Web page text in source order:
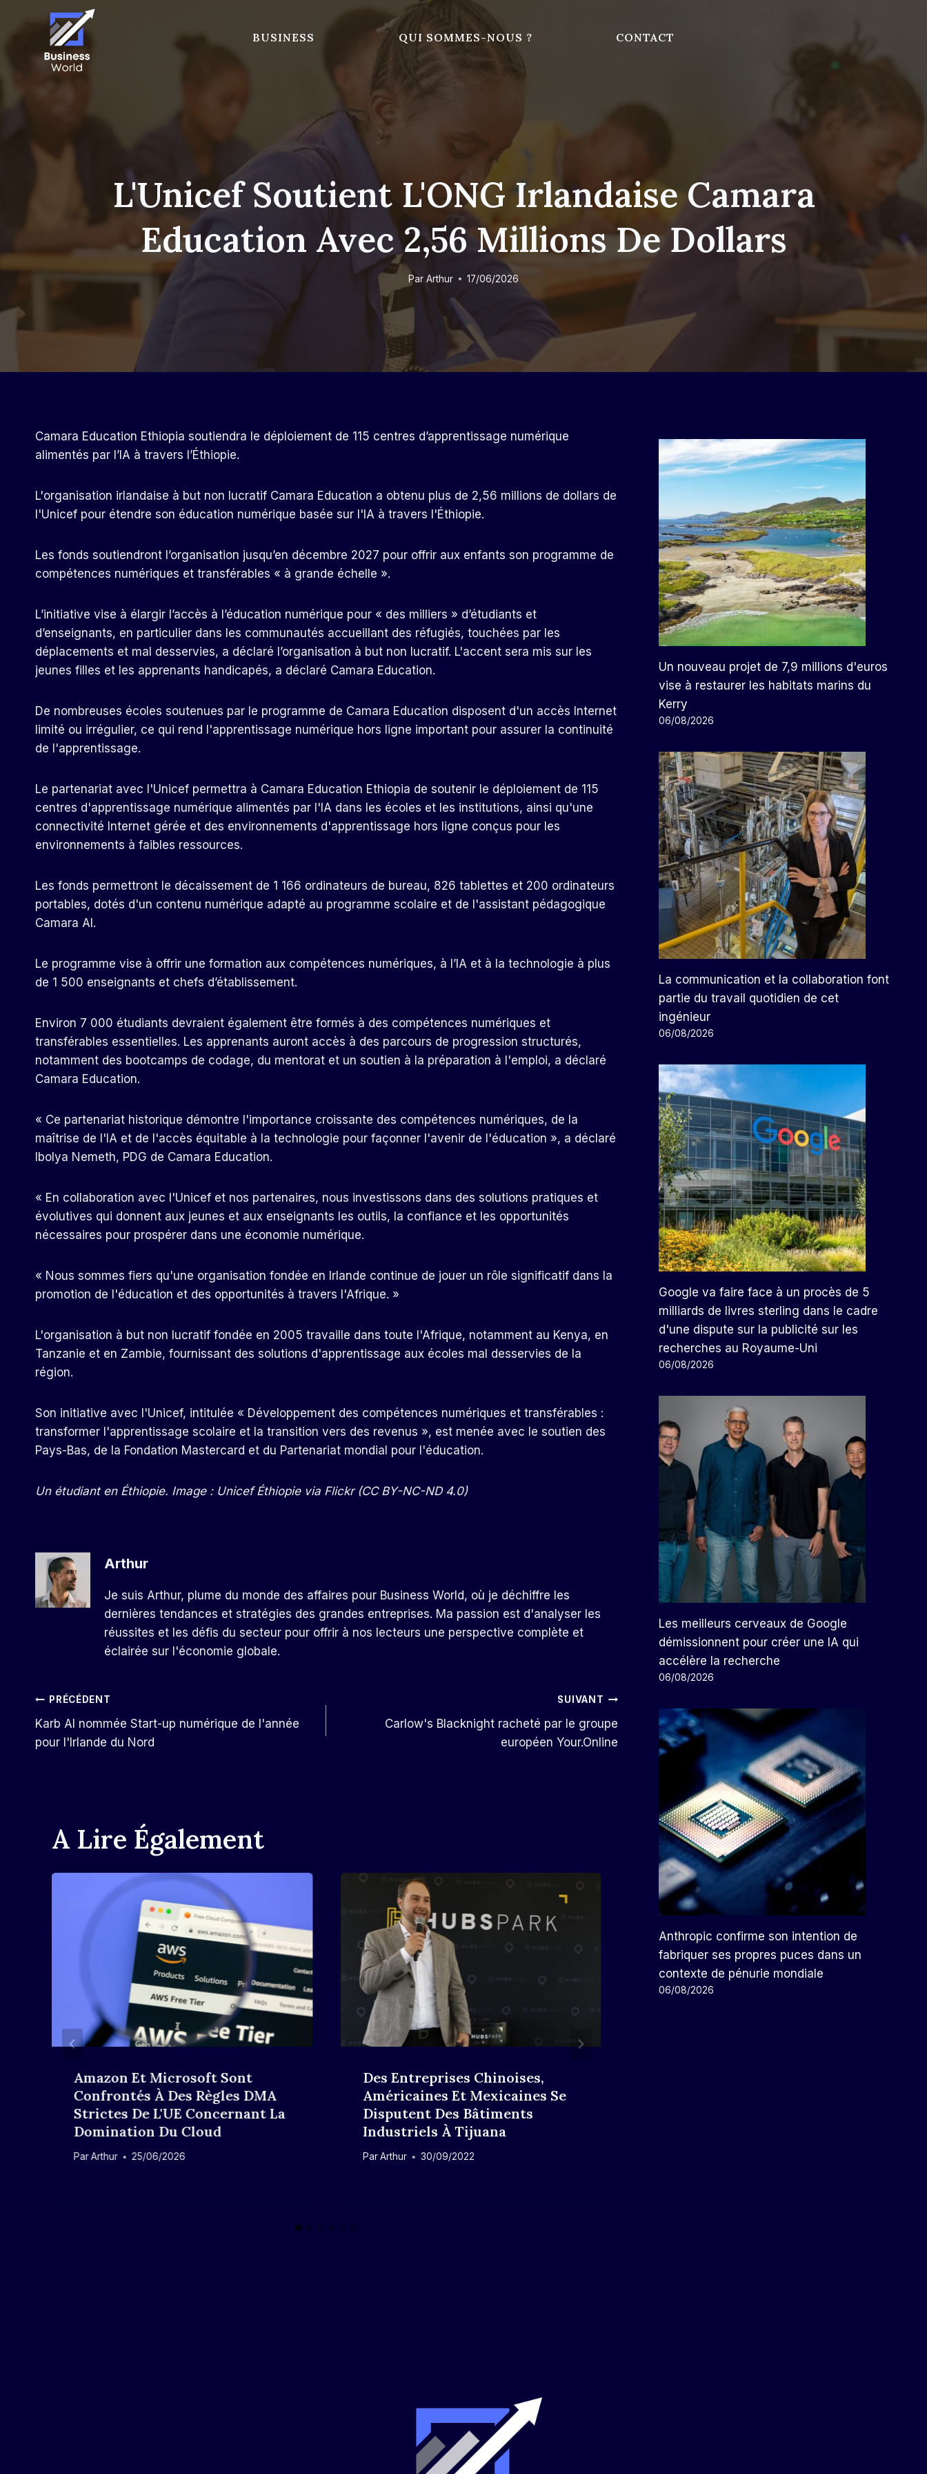
BUSINESS QUI SOMMES-NOUS ? CONTACT
L'Unicef ​​soutient L'ONG Irlandaise Camara
Education Avec 2,56 Millions De Dollars
Par Arthur 17/06/2026
Camara Education Ethiopia soutiendra le déploiement de 115 centres d’apprentissage numérique
alimentés par l’IA à travers l’Éthiopie.
L'organisation irlandaise à but non lucratif Camara Education a obtenu plus de 2,56 millions de dollars de
l'Unicef ​​pour étendre son éducation numérique basée sur l'IA à travers l'Éthiopie.
Les fonds soutiendront l’organisation jusqu’en décembre 2027 pour offrir aux enfants son programme de
compétences numériques et transférables « à grande échelle ».
L’initiative vise à élargir l’accès à l’éducation numérique pour « des milliers » d’étudiants et
d’enseignants, en particulier dans les communautés accueillant des réfugiés, touchées par les
déplacements et mal desservies, a déclaré l’organisation à but non lucratif. L'accent sera mis sur les
jeunes filles et les apprenants handicapés, a déclaré Camara Education.
De nombreuses écoles soutenues par le programme de Camara Education disposent d'un accès Internet
limité ou irrégulier, ce qui rend l'apprentissage numérique hors ligne important pour assurer la continuité
de l'apprentissage.
Le partenariat avec l'Unicef ​​permettra à Camara Education Ethiopia de soutenir le déploiement de 115
centres d'apprentissage numérique alimentés par l'IA dans les écoles et les institutions, ainsi qu'une
connectivité Internet gérée et des environnements d'apprentissage hors ligne conçus pour les
environnements à faibles ressources.
Les fonds permettront le décaissement de 1 166 ordinateurs de bureau, 826 tablettes et 200 ordinateurs
portables, dotés d'un contenu numérique adapté au programme scolaire et de l'assistant pédagogique
Camara AI.
Le programme vise à offrir une formation aux compétences numériques, à l’IA et à la technologie à plus
de 1 500 enseignants et chefs d’établissement.
Environ 7 000 étudiants devraient également être formés à des compétences numériques et
transférables essentielles. Les apprenants auront accès à des parcours de progression structurés,
notamment des bootcamps de codage, du mentorat et un soutien à la préparation à l'emploi, a déclaré
Camara Education.
« Ce partenariat historique démontre l'importance croissante des compétences numériques, de la
maîtrise de l'IA et de l'accès équitable à la technologie pour façonner l'avenir de l'éducation », a déclaré
Ibolya Nemeth, PDG de Camara Education.
« En collaboration avec l'Unicef ​​et nos partenaires, nous investissons dans des solutions pratiques et
évolutives qui donnent aux jeunes et aux enseignants les outils, la confiance et les opportunités
nécessaires pour prospérer dans une économie numérique.
« Nous sommes fiers qu'une organisation fondée en Irlande continue de jouer un rôle significatif dans la
promotion de l'éducation et des opportunités à travers l'Afrique. »
L'organisation à but non lucratif fondée en 2005 travaille dans toute l'Afrique, notamment au Kenya, en
Tanzanie et en Zambie, fournissant des solutions d'apprentissage aux écoles mal desservies de la
région.
Son initiative avec l'Unicef, intitulée « Développement des compétences numériques et transférables :
transformer l'apprentissage scolaire et la transition vers des revenus », est menée avec le soutien des
Pays-Bas, de la Fondation Mastercard et du Partenariat mondial pour l'éducation.
Un étudiant en Éthiopie. Image : Unicef ​​Éthiopie via Flickr (CC BY-NC-ND 4.0)
Arthur
Je suis Arthur, plume du monde des affaires pour Business World, où je déchiffre les
dernières tendances et stratégies des grandes entreprises. Ma passion est d'analyser les
réussites et les défis du secteur pour offrir à nos lecteurs une perspective complète et
éclairée sur l'économie globale.
Navigation
De
PRÉCÉDENT
Karb AI nommée Start-up numérique de l'année
pour l'Irlande du Nord
SUIVANT
Carlow's Blacknight racheté par le groupe
européen Your.Online
A Lire Également
Amazon Et Microsoft Sont
Confrontés À Des Règles DMA
Strictes De L'UE Concernant La
Domination Du Cloud
ParArthur 25/06/2026
Des Entreprises Chinoises,
Américaines Et Mexicaines Se
Disputent Des Bâtiments
Industriels À Tijuana
Par Arthur 30/09/2022
Un nouveau projet de 7,9 millions d'euros
vise à restaurer les habitats marins du
Kerry
06/08/2026
La communication et la collaboration font
partie du travail quotidien de cet
ingénieur
06/08/2026
Google va faire face à un procès de 5
milliards de livres sterling dans le cadre
d'une dispute sur la publicité sur les
recherches au Royaume-Uni
06/08/2026
Les meilleurs cerveaux de Google
démissionnent pour créer une IA qui
accélère la recherche
06/08/2026
Anthropic confirme son intention de
fabriquer ses propres puces dans un
contexte de pénurie mondiale
06/08/2026